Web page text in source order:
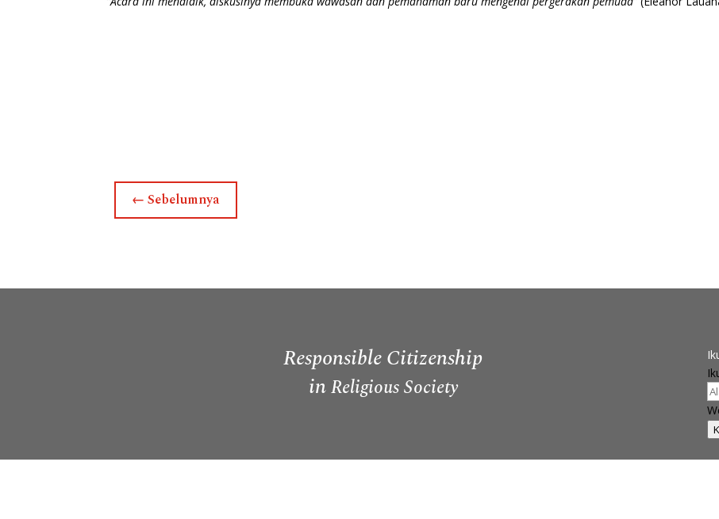
←Sebelumnya
Responsible Citizenship
inReligious Society